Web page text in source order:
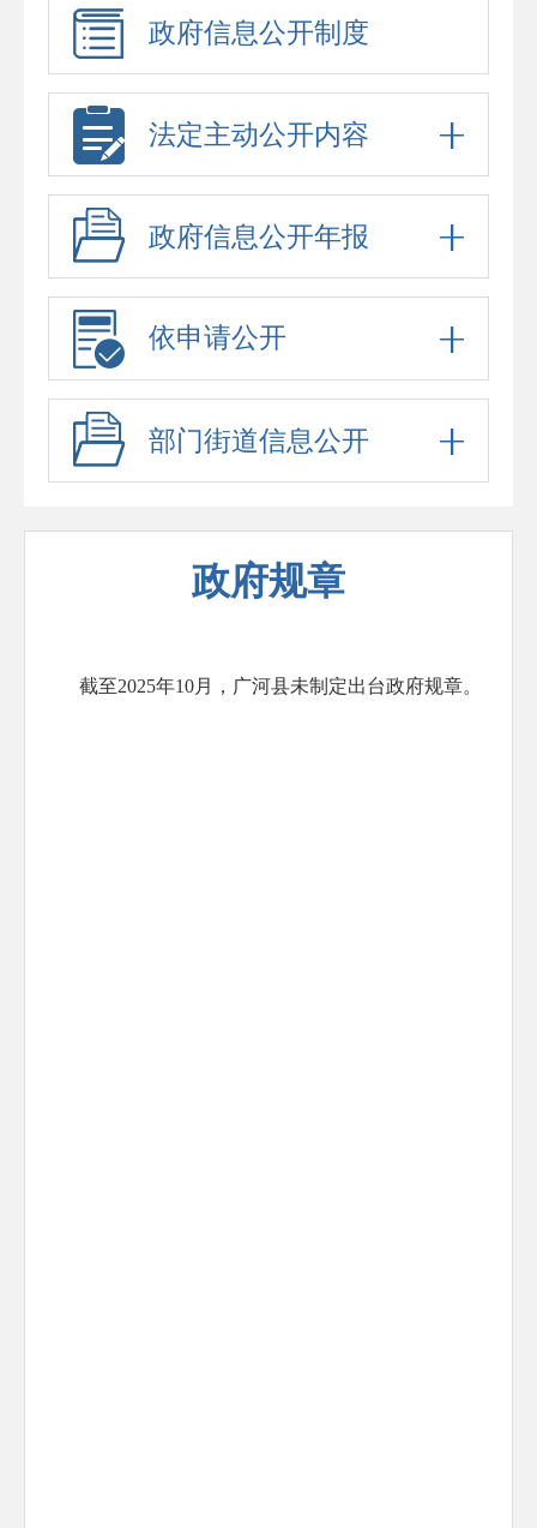
政府信息公开制度
法定主动公开内容
政府信息公开年报
依申请公开
部门街道信息公开
政府规章
截至2025年10月，广河县未制定出台政府规章。